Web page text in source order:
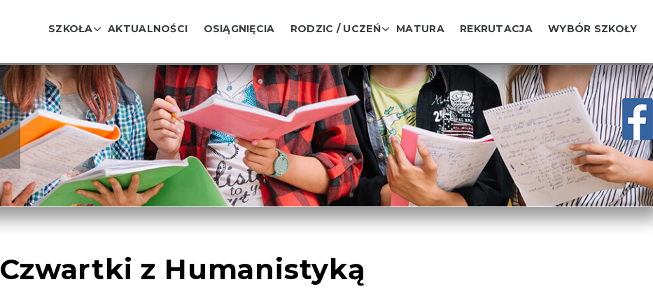
SZKOŁA AKTUALNOŚCI OSIĄGNIĘCIA RODZIC / UCZEŃ MATURA REKRUTACJA WYBÓR SZKOŁY
Czwartki z Humanistyką